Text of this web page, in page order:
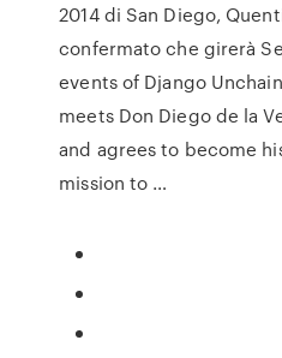
2014 di San Diego,
confermato che girerà
events of Django
meets Don Diego de la
and agrees to become
mission to …